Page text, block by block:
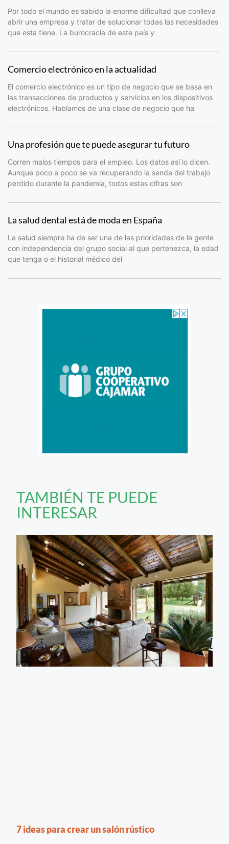
Por todo el mundo es sabido la enorme dificultad que conlleva
abrir una empresa y tratar de solucionar todas las necesidades
que esta tiene. La burocracia de este país y
Comercio electrónico en la actualidad
El comercio electrónico es un tipo de negocio que se basa en
las transacciones de productos y servicios en los dispositivos
electrónicos. Hablamos de una clase de negocio que ha
Una profesión que te puede asegurar tu futuro
Corren malos tiempos para el empleo. Los datos así lo dicen.
Aunque poco a poco se va recuperando la senda del trabajo
perdido durante la pandemia, todos estas cifras son
La salud dental está de moda en España
La salud siempre ha de ser una de las prioridades de la gente
con independencia del grupo social al que pertenezca, la edad
que tenga o el historial médico del
TAMBIÉN TE PUEDE
INTERESAR
7 ideas para crear un salón rústico